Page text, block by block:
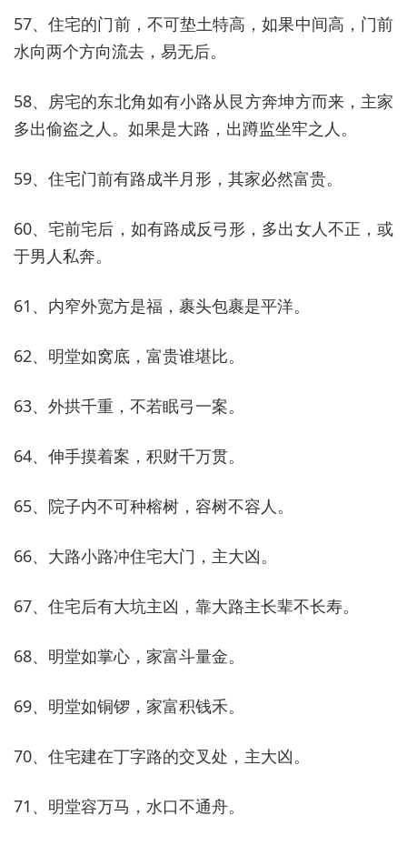
57、住宅的门前，不可垫土特高，如果中间高，门前
水向两个方向流去，易无后。
58、房宅的东北角如有小路从艮方奔坤方而来，主家
多出偷盗之人。如果是大路，出蹲监坐牢之人。
59、住宅门前有路成半月形，其家必然富贵。
60、宅前宅后，如有路成反弓形，多出女人不正，或
于男人私奔。
61、内窄外宽方是福，裹头包裹是平洋。
62、明堂如窝底，富贵谁堪比。
63、外拱千重，不若眠弓一案。
64、伸手摸着案，积财千万贯。
65、院子内不可种榕树，容树不容人。
66、大路小路冲住宅大门，主大凶。
67、住宅后有大坑主凶，靠大路主长辈不长寿。
68、明堂如掌心，家富斗量金。
69、明堂如铜锣，家富积钱禾。
70、住宅建在丁字路的交叉处，主大凶。
71、明堂容万马，水口不通舟。